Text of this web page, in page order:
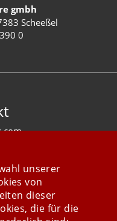
gmbh
Scheeßel
0
unserer
von
dieser
die für die